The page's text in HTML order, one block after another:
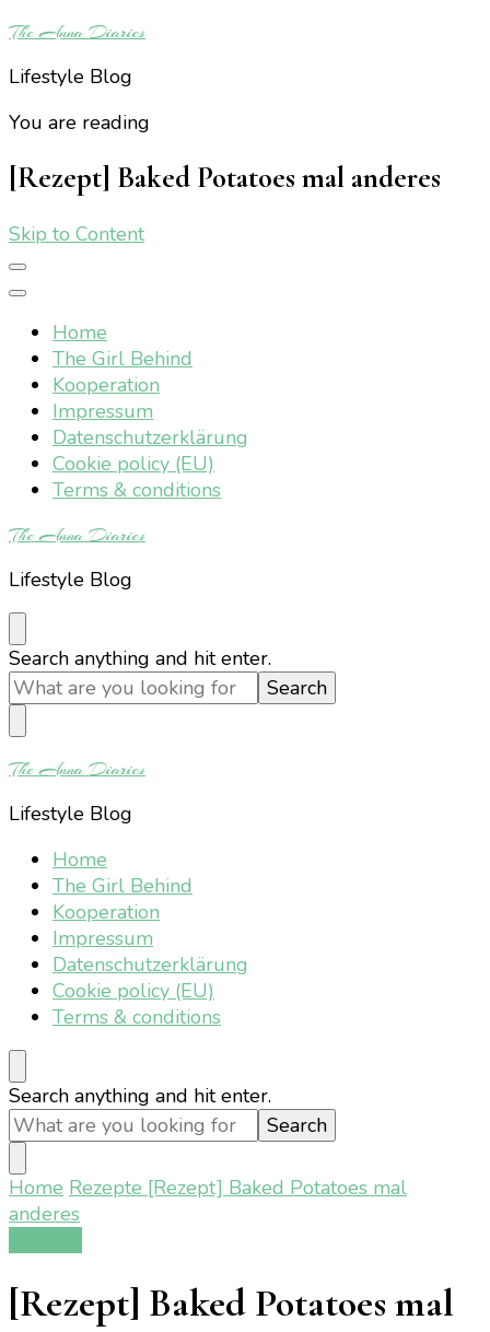
The Anna Diaries
Lifestyle Blog
You are reading
[Rezept] Baked Potatoes mal anderes
Skip to Content
Home
The Girl Behind
Kooperation
Impressum
Datenschutzerklärung
Cookie policy (EU)
Terms & conditions
The Anna Diaries
Lifestyle Blog
Looking
for
Something?
Search anything and hit enter.
The Anna Diaries
Lifestyle Blog
Home
The Girl Behind
Kooperation
Impressum
Datenschutzerklärung
Cookie policy (EU)
Terms & conditions
Looking
for
Something?
Search anything and hit enter.
Home Rezepte [Rezept] Baked Potatoes mal
anderes
[Rezept] Baked Potatoes mal